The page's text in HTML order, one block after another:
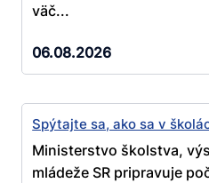
väč...
06.08.2026
Spýtajte sa, ako sa v
Ministerstvo školstva,
mládeže SR pripravuje